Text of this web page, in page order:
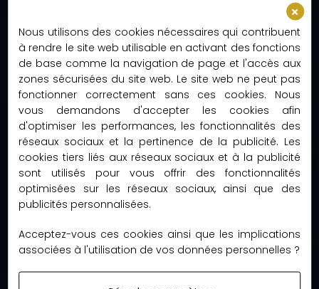
contact@accessmoda.fr
01 85 09 20 15
(Lundi-Vendredi 9h00-18h30)
AccessModa
Calle Sant Elies 29–35, Esc. A, 3º4ª
08006 Barcelona
Espagne
Nous utilisons des cookies nécessaires qui contribuent
à rendre le site web utilisable en activant des fonctions
de base comme la navigation de page et l'accès aux
zones sécurisées du site web. Le site web ne peut pas
fonctionner correctement sans ces cookies. Nous
vous demandons d'accepter les cookies afin
d'optimiser les performances, les fonctionnalités des
réseaux sociaux et la pertinence de la publicité. Les
cookies tiers liés aux réseaux sociaux et à la publicité
sont utilisés pour vous offrir des fonctionnalités
optimisées sur les réseaux sociaux, ainsi que des
publicités personnalisées.
Acceptez-vous ces cookies ainsi que les implications
associées à l'utilisation de vos données personnelles ?